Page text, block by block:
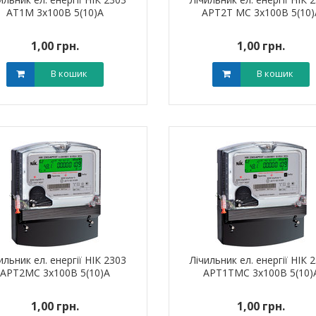
12 LEE
В кошик
алюмінієвий PBL 70 TAKEL
АТ1М 3х100В 5(10)А
1,00 грн.
В кошик
АРТ2Т МС 3х100В
1,00 грн.
В кошик
ел. енергії НІК 2303
АРТ2МС 3х100В 5(10)А
1,00 грн.
Лічильник ел. енергії НІК
АРТ1ТМС 3х100В
1,00 грн.